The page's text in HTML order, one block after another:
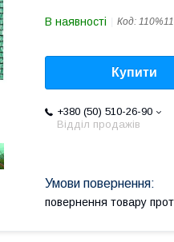
В наявності Код:
Купити
+380 (50) 510-26-90
Відділ продажів
повернення товару